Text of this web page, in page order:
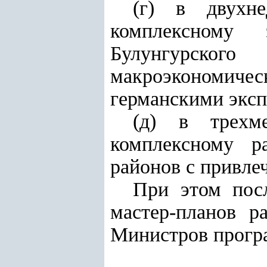
(г) в
комплексному
германскими
(д) в
комплексному
районов с
При этом
мастер-планов
Министров